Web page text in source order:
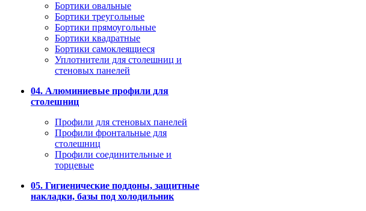
Бортики овальные
Бортики треугольные
Бортики прямоугольные
Бортики квадратные
Бортики самоклеящиеся
Уплотнители для столешниц и
стеновых панелей
04. Алюминиевые профили для
столешниц
Профили для стеновых панелей
Профили фронтальные для
столешниц
Профили соединительные и
торцевые
05. Гигиенические поддоны, защитные
накладки, базы под холодильник